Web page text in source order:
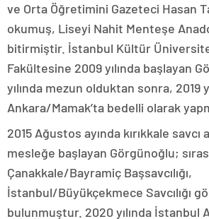
ve Orta Öğretimini Gazeteci Hasan
okumuş, Liseyi Nahit Menteşe
bitirmiştir. İstanbul Kültür
Fakültesine 2009 yılında başlayan
yılında mezun olduktan sonra, 2019
Ankara/Mamak’ta bedelli olarak
2015 Ağustos ayında kırıkkale savcı
mesleğe başlayan Görgünoğlu;
Çanakkale/Bayramiç Başsavcılığı,
İstanbul/Büyükçekmece Savcılığı
bulunmuştur. 2020 yılında İstanbul